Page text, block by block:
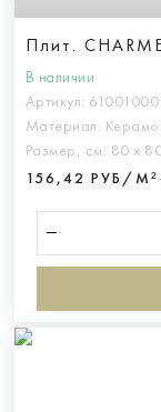
Плит.
В наличии
Артикул:
Материал:
Размер, см: 80 х
156,42 РУБ/М²